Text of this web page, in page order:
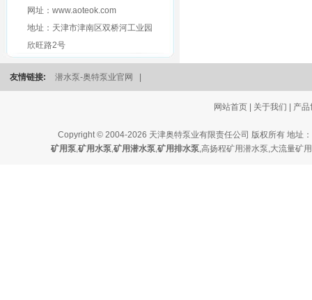
网址：www.aoteok.com
地址：天津市津南区双桥河工业园
欣旺路2号
友情链接: 潜水泵-奥特泵业官网
网站首页| 关于我们 产品
Copyright © 2004-2026 天津奥特泵业有限责任公司 版权所有 地址
矿用泵,矿用水泵,矿用潜水泵,矿用排水泵,高扬程矿用潜水泵,大流量矿